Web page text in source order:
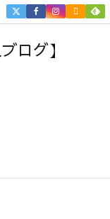
ログ】

